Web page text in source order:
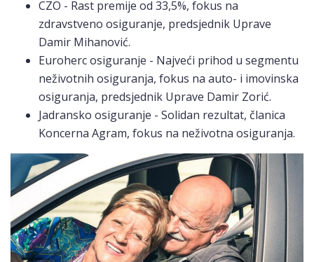
CZO - Rast premije od 33,5%, fokus na
zdravstveno osiguranje, predsjednik Uprave
Damir Mihanović.
Euroherc osiguranje - Najveći prihod u segmentu
neživotnih osiguranja, fokus na auto- i imovinska
osiguranja, predsjednik Uprave Damir Zorić.
Jadransko osiguranje - Solidan rezultat, članica
Koncerna Agram, fokus na neživotna osiguranja.